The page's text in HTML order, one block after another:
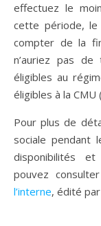
effectuez le
cette période, le
compter de la
n’auriez pas
éligibles au
éligibles à la CMU
Pour plus de
sociale pendant
disponibilités
pouvez
l’interne, édité par